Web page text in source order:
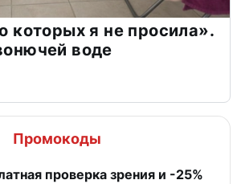
которых я не просила».
воде
Промокоды
проверка зрения и -25%